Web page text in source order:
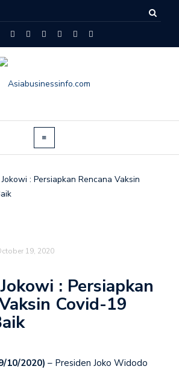
: Persiapkan Rencana Vaksin
19, 2020
: Persiapkan
Covid-19
10/2020) – Presiden Joko Widodo